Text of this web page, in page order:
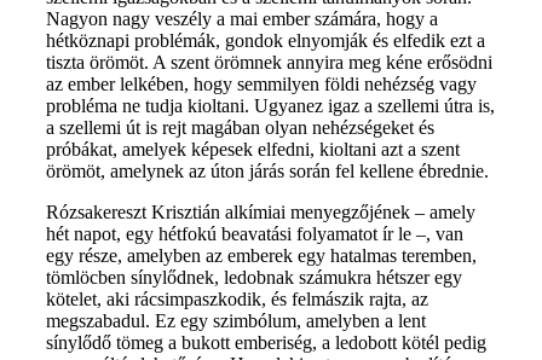
Nagyon nagy veszély a mai ember számára, hogy a
hétköznapi problémák, gondok elnyomják és elfedik ezt a
tiszta örömöt. A szent örömnek annyira meg kéne erősödni
az ember lelkében, hogy semmilyen földi nehézség vagy
probléma ne tudja kioltani. Ugyanez igaz a szellemi útra is,
a szellemi út is rejt magában olyan nehézségeket és
próbákat, amelyek képesek elfedni, kioltani azt a szent
örömöt, amelynek az úton járás során fel kellene ébrednie.
Rózsakereszt Krisztián alkímiai menyegzőjének – amely
hét napot, egy hétfokú beavatási folyamatot ír le –, van
egy része, amelyben az emberek egy hatalmas teremben,
tömlöcben sínylődnek, ledobnak számukra hétszer egy
kötelet, aki rácsimpaszkodik, és felmászik rajta, az
megszabadul. Ez egy szimbólum, amelyben a lent
sínylődő tömeg a bukott emberiség, a ledobott kötél pedig